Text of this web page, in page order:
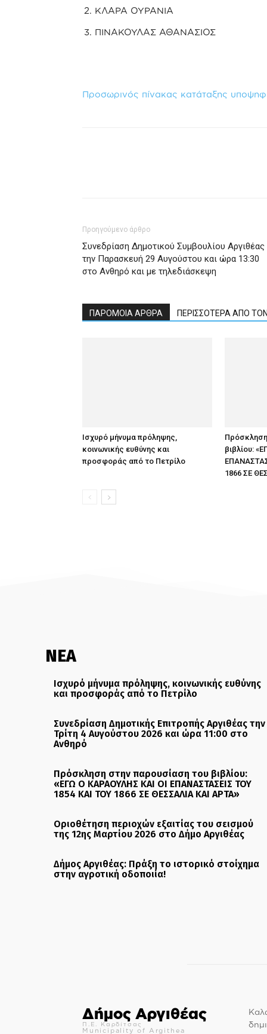
ΚΛΑΡΑ ΟΥΡΑΝΙΑ
ΠΙΝΑΚΟΥΛΑΣ ΑΘΑΝΑΣΙΟΣ
Προσωρινός πίνακας κατάταξης
Προηγούμενο άρθρο
Συνεδρίαση Δημοτικού Συμβουλίου Αργιθέας
την Παρασκευή 29 Αυγούστου και ώρα 13:30
στο Ανθηρό και με τηλεδιάσκεψη
ΠΑΡΟΜΟΙΑ ΑΡΘΡΑ ΠΕΡΙΣΣΟΤΕΡΑ ΑΠΟ
Ισχυρό μήνυμα πρόληψης,
κοινωνικής ευθύνης και
προσφοράς από το Πετρίλο
βιβλίου:
1866 ΣΕ
ΝΕΑ
Ισχυρό μήνυμα πρόληψης, κοινωνικής ευθύνης
και προσφοράς από το Πετρίλο
Συνεδρίαση Δημοτικής Επιτροπής Αργιθέας την
Τρίτη 4 Αυγούστου 2026 και ώρα 11:00 στο
Ανθηρό
Πρόσκληση στην παρουσίαση του βιβλίου:
«ΕΓΩ Ο ΚΑΡΑΟΥΛΗΣ ΚΑΙ ΟΙ ΕΠΑΝΑΣΤΑΣΕΙΣ ΤΟΥ
1854 ΚΑΙ ΤΟΥ 1866 ΣΕ ΘΕΣΣΑΛΙΑ ΚΑΙ ΑΡΤΑ»
Οριοθέτηση περιοχών εξαιτίας του σεισμού
της 12ης Μαρτίου 2026 στο Δήμο Αργιθέας
Δήμος Αργιθέας: Πράξη το ιστορικό στοίχημα
στην αγροτική οδοποιία!
Δήμος Αργιθέας
Π.Ε. Καρδίτσας
Municipality of Argithea